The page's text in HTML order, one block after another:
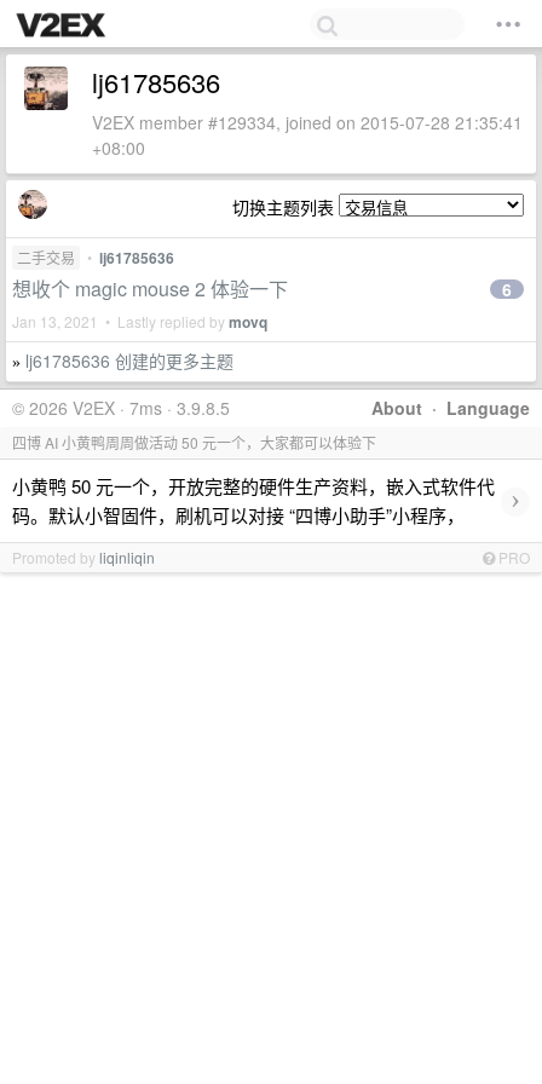
lj61785636
V2EX member #129334, joined on 2015-07-28 21:35:41
+08:00
切换主题列表
二手交易 • lj61785636
想收个 magic mouse 2 体验一下
Jan 13, 2021 • Lastly replied bymovq
6
» lj61785636 创建的更多主题
About · Language
© 2026 V2EX · 7ms · 3.9.8.5
四博 AI 小黄鸭周周做活动 50 元一个，大家都可以体验下
小黄鸭 50 元一个，开放完整的硬件生产资料，嵌入式软件代
码。默认小智固件，刷机可以对接 “四博小助手”小程序，
›
Promoted byliqinliqin PRO